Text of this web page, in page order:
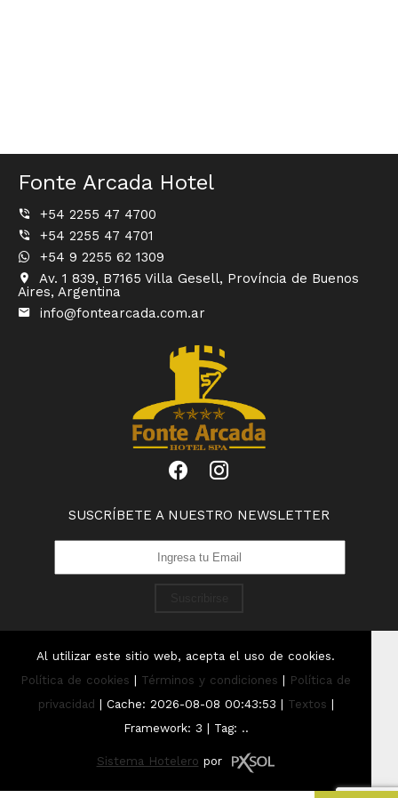
Fonte Arcada Hotel
+54 2255 47 4700
+54 2255 47 4701
+54 9 2255 62 1309
Av. 1 839, B7165 Villa Gesell, Província de Buenos
Aires, Argentina
info@fontearcada.com.ar
SUSCRÍBETE A NUESTRO NEWSLETTER
Al utilizar este sitio web, acepta el uso de cookies.
Política de cookies | Términos y condiciones | Política de
privacidad | Cache: 2026-08-08 00:43:53 | Textos |
Framework: 3 | Tag: ..
Sistema Hotelero por